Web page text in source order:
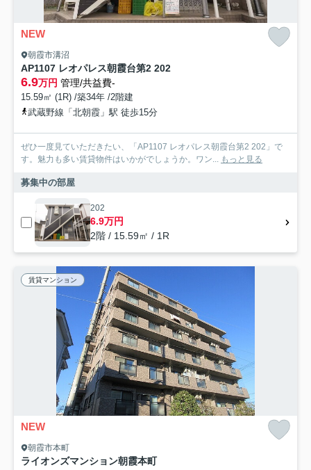
NEW
朝霞市溝沼
AP1107 レオパレス朝霞台第2 202
6.9万円 管理/共益費-
15.59㎡ (1R) /築34年 /2階建
武蔵野線「北朝霞」駅 徒歩15分
ぜひ一度見ていただきたい、「AP1107 レオパレス朝霞台第2 202」で
す。魅力も多い賃貸物件はいかがでしょうか。ワン... もっと見る
募集中の部屋
202
6.9万円
2階 / 15.59㎡ / 1R
賃貸マンション
NEW
朝霞市本町
ライオンズマンション朝霞本町